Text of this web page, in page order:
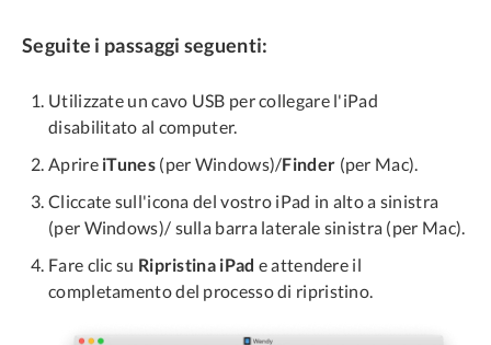
Seguite i passaggi seguenti:
Utilizzate un cavo USB per collegare l'iPad
disabilitato al computer.
Aprire iTunes(per Windows)/Finder (per Mac).
Cliccate sull'icona del vostro iPad in alto a sinistra
(per Windows)/ sulla barra laterale sinistra (per Mac).
Fare clic su Ripristina iPad e attendere il
completamento del processo di ripristino.